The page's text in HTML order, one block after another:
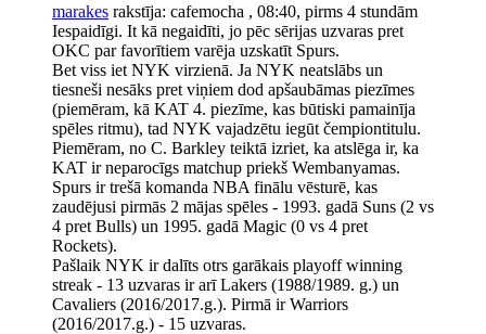
marakes rakstīja: cafemocha , 08:40, pirms 4 stundām
Iespaidīgi. It kā negaidīti, jo pēc sērijas uzvaras pret
OKC par favorītiem varēja uzskatīt Spurs.
Bet viss iet NYK virzienā. Ja NYK neatslābs un
tiesneši nesāks pret viņiem dod apšaubāmas piezīmes
(piemēram, kā KAT 4. piezīme, kas būtiski pamainīja
spēles ritmu), tad NYK vajadzētu iegūt čempiontitulu.
Piemēram, no C. Barkley teiktā izriet, ka atslēga ir, ka
KAT ir neparocīgs matchup priekš Wembanyamas.
Spurs ir trešā komanda NBA finālu vēsturē, kas
zaudējusi pirmās 2 mājas spēles - 1993. gadā Suns (2 vs
4 pret Bulls) un 1995. gadā Magic (0 vs 4 pret
Rockets).
Pašlaik NYK ir dalīts otrs garākais playoff winning
streak - 13 uzvaras ir arī Lakers (1988/1989. g.) un
Cavaliers (2016/2017.g.). Pirmā ir Warriors
(2016/2017.g.) - 15 uzvaras.